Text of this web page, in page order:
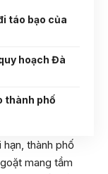
táo bạo của
hoạch Đà
thành phố
thành phố
mang tầm